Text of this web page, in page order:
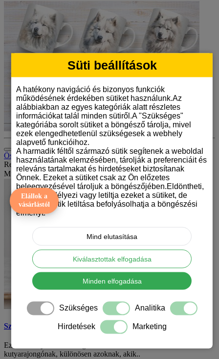
Összehasonlítás (0)
Rendezés:
Mutat:
Szamojéd mintás bögre
Ez a szamojéd mintás bögre tökéletes választás minden
kutyarajongónak, különösen azoknak, akik..
Elállok a
vásárlástól
Süti beállítások
A hatékony navigáció és bizonyos funkciók
működésének érdekében sütiket használunk.Az
alábbiakban az egyes kategóriák alatt részletes
információkat talál minden sütiről.A "Szükséges"
kategóriába sorolt sütiket a böngésző tárolja, mivel
ezek elengedhetetlenül szükségesek a webhely
alapvető funkcióihoz.
A harmadik féltől származó sütik segítenek a weboldal
használatának elemzésében, tárolják a preferenciáit és
releváns tartalmakat és hirdetéseket biztosítanak
Önnek. Ezeket a sütiket csak az Ön előzetes
beleegyezésével tároljuk a böngészőjében.Eldöntheti,
hogy engedélyezi vagy letiltja ezeket a sütiket, de
bizonyos sütik letiltása befolyásolhatja a böngészési
élményt.
Mind elutasítása
Kiválasztottak elfogadása
Minden elfogadása
Szükséges Analitika
Hirdetések Marketing